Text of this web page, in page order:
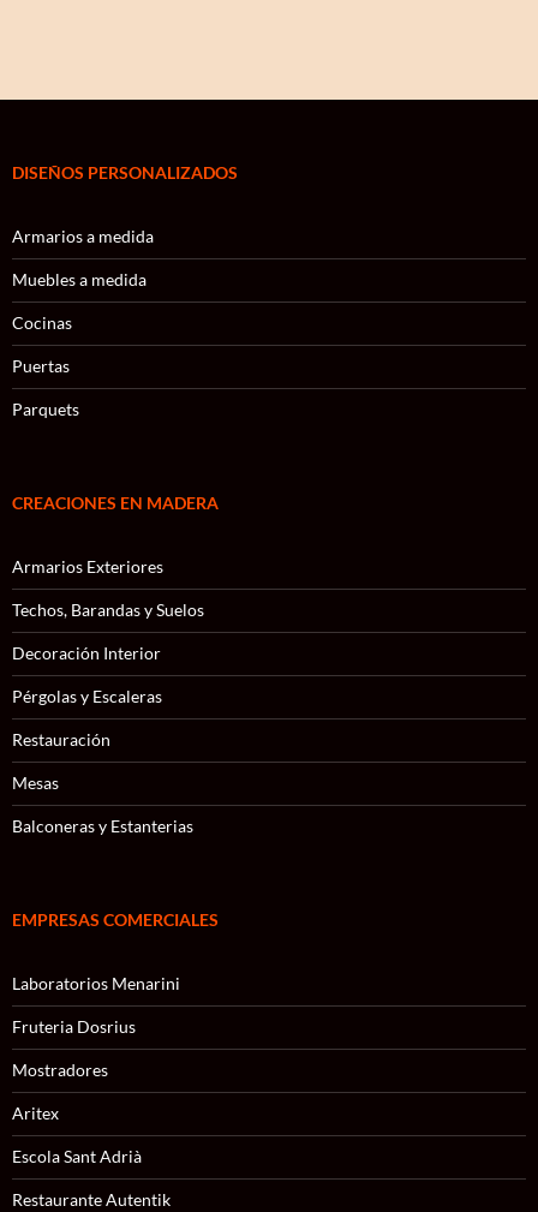
DISEÑOS PERSONALIZADOS
Armarios a medida
Muebles a medida
Cocinas
Puertas
Parquets
CREACIONES EN MADERA
Armarios Exteriores
Techos, Barandas y Suelos
Decoración Interior
Pérgolas y Escaleras
Restauración
Mesas
Balconeras y Estanterias
EMPRESAS COMERCIALES
Laboratorios Menarini
Fruteria Dosrius
Mostradores
Aritex
Escola Sant Adrià
Restaurante Autentik